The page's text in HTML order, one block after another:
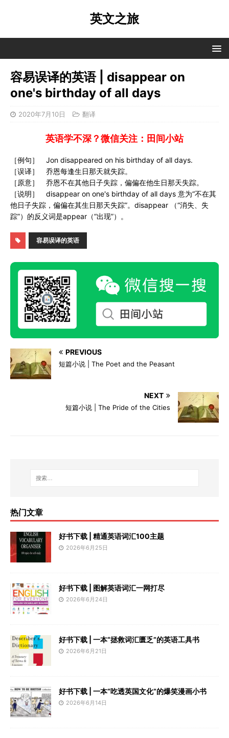
英文之旅
容易误译的英语 | disappear on
one's birthday of all days
2020年7月10日 翻译
英语学不深？微信关注：田间小站
［例句］ Jon disappeared on his birthday of all days.
［误译］ 乔恩每逢生日那天就失踪。
［原意］ 乔恩不在其他日子失踪，偏偏在他生日那天失踪。
［说明］ disappear on one's birthday of all days 意为“不在其
他日子失踪，偏偏在其生日那天失踪”。disappear （“消失、失
踪”）的反义词是appear（“出现”）。
容易误译的英语
PREVIOUS
短篇小说 | The Poet and the Peasant
NEXT
短篇小说 | The Pride of the Cities
热门文章
好书下载 | 精通英语词汇100主题
2026年6月25日
好书下载 | 图解英语词汇一网打尽
2026年6月24日
好书下载 | 一本“拯救词汇匮乏”的英语工具书
2026年6月21日
好书下载 | 一本“吃透英国文化”的爆笑漫画小书
2026年6月14日